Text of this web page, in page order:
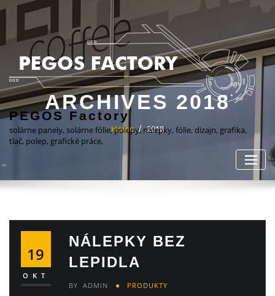
PEGOS Factory
solárne panely, solárne fólie, polepy, nálepky, fólie, dizajn, grafika,
tlač, polep, grafické práce,
ARCHIVES 2018
Home 2018
19
OKT
NÁLEPKY BEZ
LEPIDLA
BY ADMIN PRODUKTY